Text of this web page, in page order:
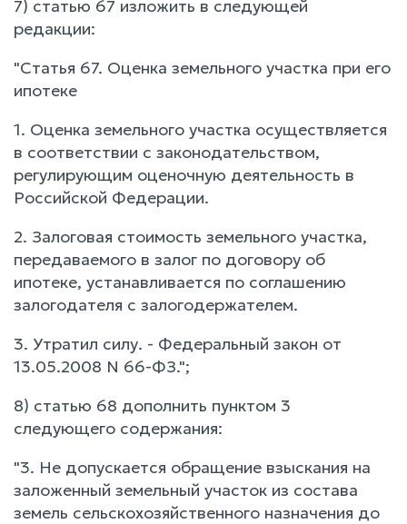
7) статью 67 изложить в следующей
редакции:
"Статья 67. Оценка земельного участка при его
ипотеке
1. Оценка земельного участка осуществляется
в соответствии с законодательством,
регулирующим оценочную деятельность в
Российской Федерации.
2. Залоговая стоимость земельного участка,
передаваемого в залог по договору об
ипотеке, устанавливается по соглашению
залогодателя с залогодержателем.
3. Утратил силу. - Федеральный закон от
13.05.2008 N 66-ФЗ.";
8) статью 68 дополнить пунктом 3
следующего содержания:
"3. Не допускается обращение взыскания на
заложенный земельный участок из состава
земель сельскохозяйственного назначения до